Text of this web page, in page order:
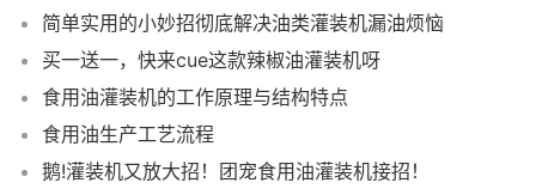
简单实用的小妙招彻底解决油类灌装机漏油烦恼
买一送一，快来cue这款辣椒油灌装机呀
食用油灌装机的工作原理与结构特点
食用油生产工艺流程
鹅!灌装机又放大招！团宠食用油灌装机接招！